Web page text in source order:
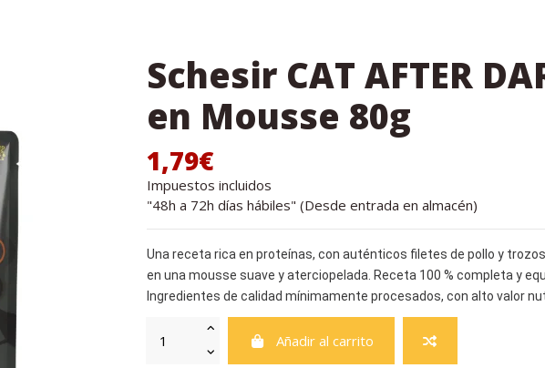
Schesir CAT AFTER
en Mousse 80g
1,79€
Impuestos incluidos
"48h a 72h días hábiles" (Desde entrada en almacén)
Una receta rica en proteínas, con auténticos filetes de pollo y
en una mousse suave y aterciopelada. Receta 100 % completa y
Ingredientes de calidad mínimamente procesados, con alto valor
Añadir al carrito